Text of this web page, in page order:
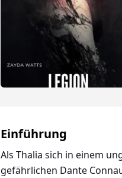
Einführung
Als Thalia sich in einem
gefährlichen Dante